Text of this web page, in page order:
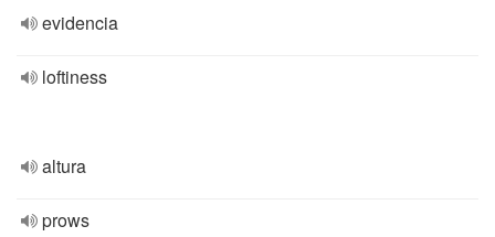
evidencia
loftiness
altura
prows